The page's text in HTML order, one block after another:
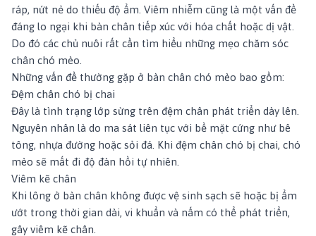
ráp, nứt nẻ do thiếu độ ẩm. Viêm nhiễm cũng là một vấn đề
đáng lo ngại khi bàn chân tiếp xúc với hóa chất hoặc dị vật.
Do đó các chủ nuôi rất cần tìm hiểu những mẹo chăm sóc
chân chó mèo.
Những vấn đề thường gặp ở bàn chân chó mèo bao gồm:
Đệm chân chó bị chai
Đây là tình trạng lớp sừng trên đệm chân phát triển dày lên.
Nguyên nhân là do ma sát liên tục với bề mặt cứng như bê
tông, nhựa đường hoặc sỏi đá. Khi đệm chân chó bị chai, chó
mèo sẽ mất đi độ đàn hồi tự nhiên.
Viêm kẽ chân
Khi lông ở bàn chân không được vệ sinh sạch sẽ hoặc bị ẩm
ướt trong thời gian dài, vi khuẩn và nấm có thể phát triển,
gây viêm kẽ chân.